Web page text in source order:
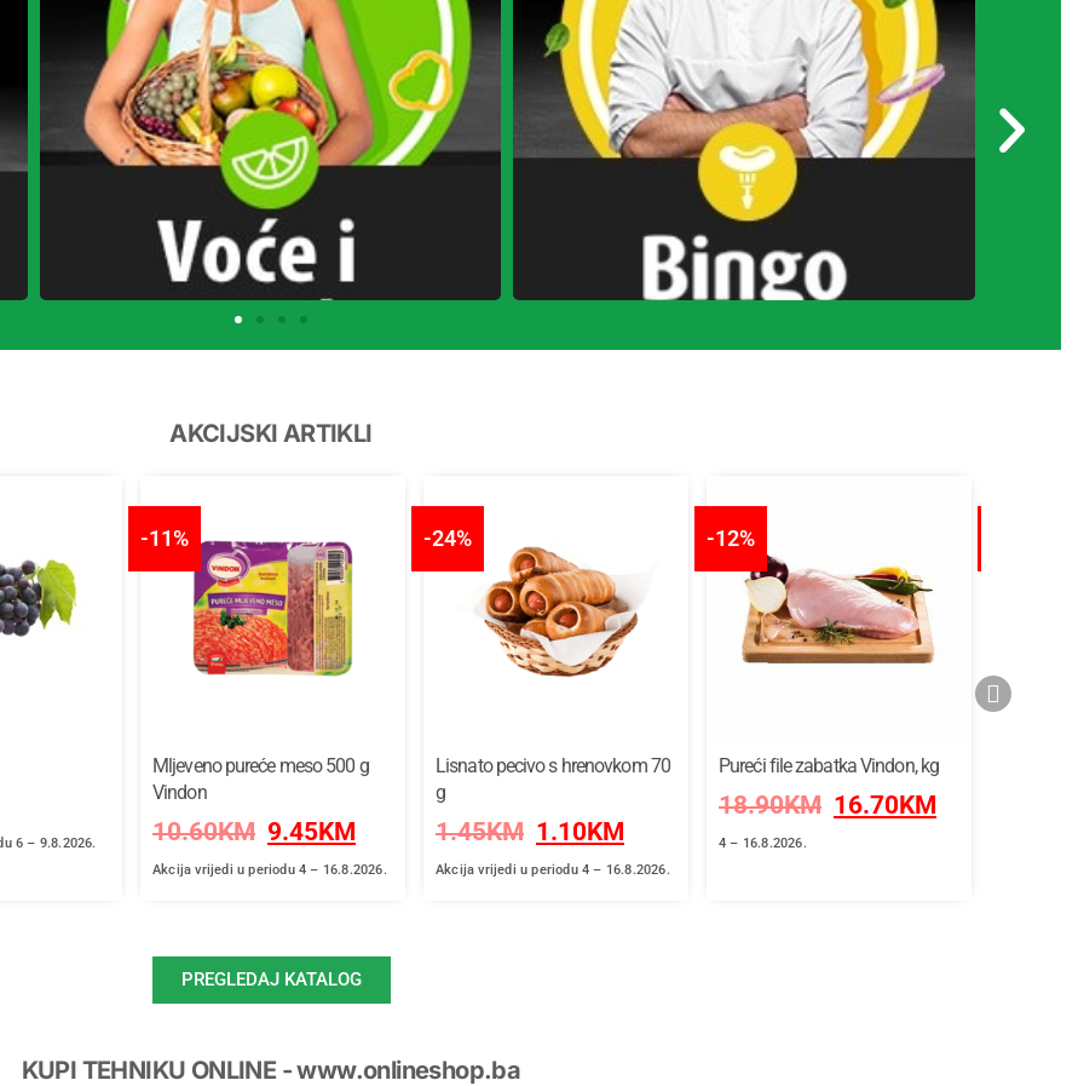
AKCIJSKI ARTIKLI
6 – 9.8.2026.
-11%
Mljeveno pureće meso 500 g
Vindon
10.60KM 9.45KM
Akcija vrijedi u periodu 4 – 16.8.2026.
-24%
Lisnato pecivo s hrenovkom 70
g
1.45KM 1.10KM
Akcija vrijedi u periodu 4 – 16.8.2026.
-12%
Pureći file zabatka Vindon, kg
18.90KM 16.70KM
4 – 16.8.2026.
PREGLEDAJ KATALOG
KUPI TEHNIKU ONLINE - www.onlineshop.ba